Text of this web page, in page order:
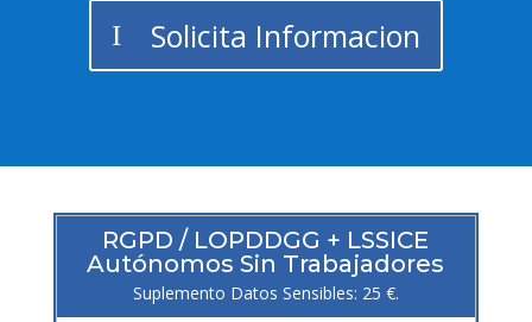
Solicita Informacion
RGPD / LOPDDGG + LSSICE
Autónomos Sin Trabajadores
Suplemento Datos Sensibles: 25 €.